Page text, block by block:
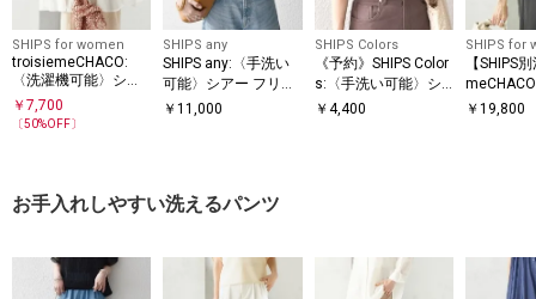
SHIPS for women
troisiemeCHACO:
〈洗濯機可能〉シア
ー ケープ ブラウス
￥ 7,700
〔50%OFF〕
SHIPS any
SHIPS any:〈手洗い
可能〉シアー フリル
バンドカラー パフ シ
￥11,000
SHIPS Colors
《予約》SHIPS Color
s:〈手洗い可能〉シ
アー ポリエステル ベ
￥ 4,400
SHIPS for
【SHIPS
可能〉シ
￥19,800
お手入れしやすい洗えるパンツ